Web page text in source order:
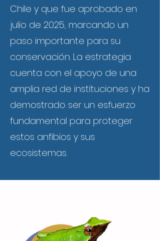
Chile y que fue aprobado en
julio de 2025, marcando un
paso importante para su
conservación. La estrategia
cuenta con el apoyo de una
amplia red de instituciones y ha
demostrado ser un esfuerzo
fundamental para proteger
estos anfibios y sus
ecosistemas.